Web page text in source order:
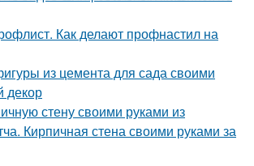
Как делают профнастил на
из цемента для сада своими
декор
стену своими руками из
Кирпичная стена своими руками за